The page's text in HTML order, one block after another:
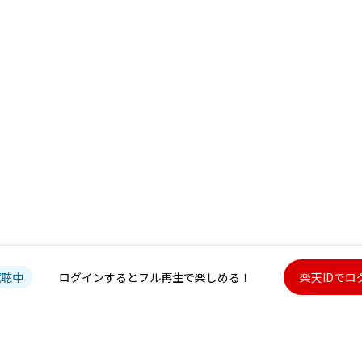
中 ログインするとフル再生で楽しめる！ 楽天IDでロ